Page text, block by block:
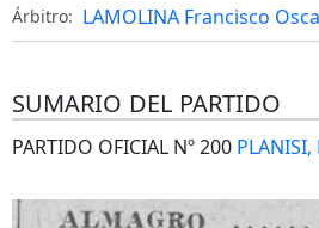
Árbitro: LAMOLINA Francisco
SUMARIO DEL PARTIDO
PARTIDO OFICIAL Nº 200